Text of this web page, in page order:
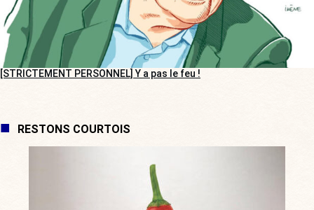
[STRICTEMENT PERSONNEL] Y a pas le feu !
RESTONS COURTOIS